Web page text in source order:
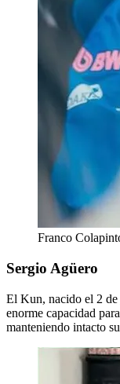
Franco
Sergio Agüero
El Kun, nacido el 2
enorme capacidad
manteniendo intacto